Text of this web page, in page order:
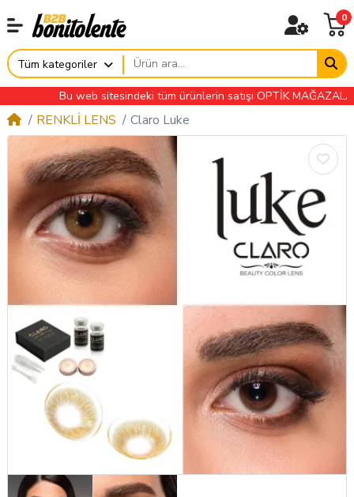
0
Tüm kategoriler
Bu web sitesindeki tüm ürünlerin satışı OPTİK
RENKLİ LENS Claro Luke